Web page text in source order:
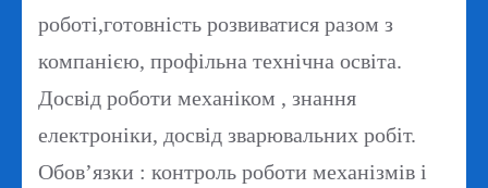
роботі,готовність розвиватися разом з
компанією, профільна технічна освіта.
Досвід роботи механіком , знання
електроніки, досвід зварювальних робіт.
Обов’язки : контроль роботи механізмів і